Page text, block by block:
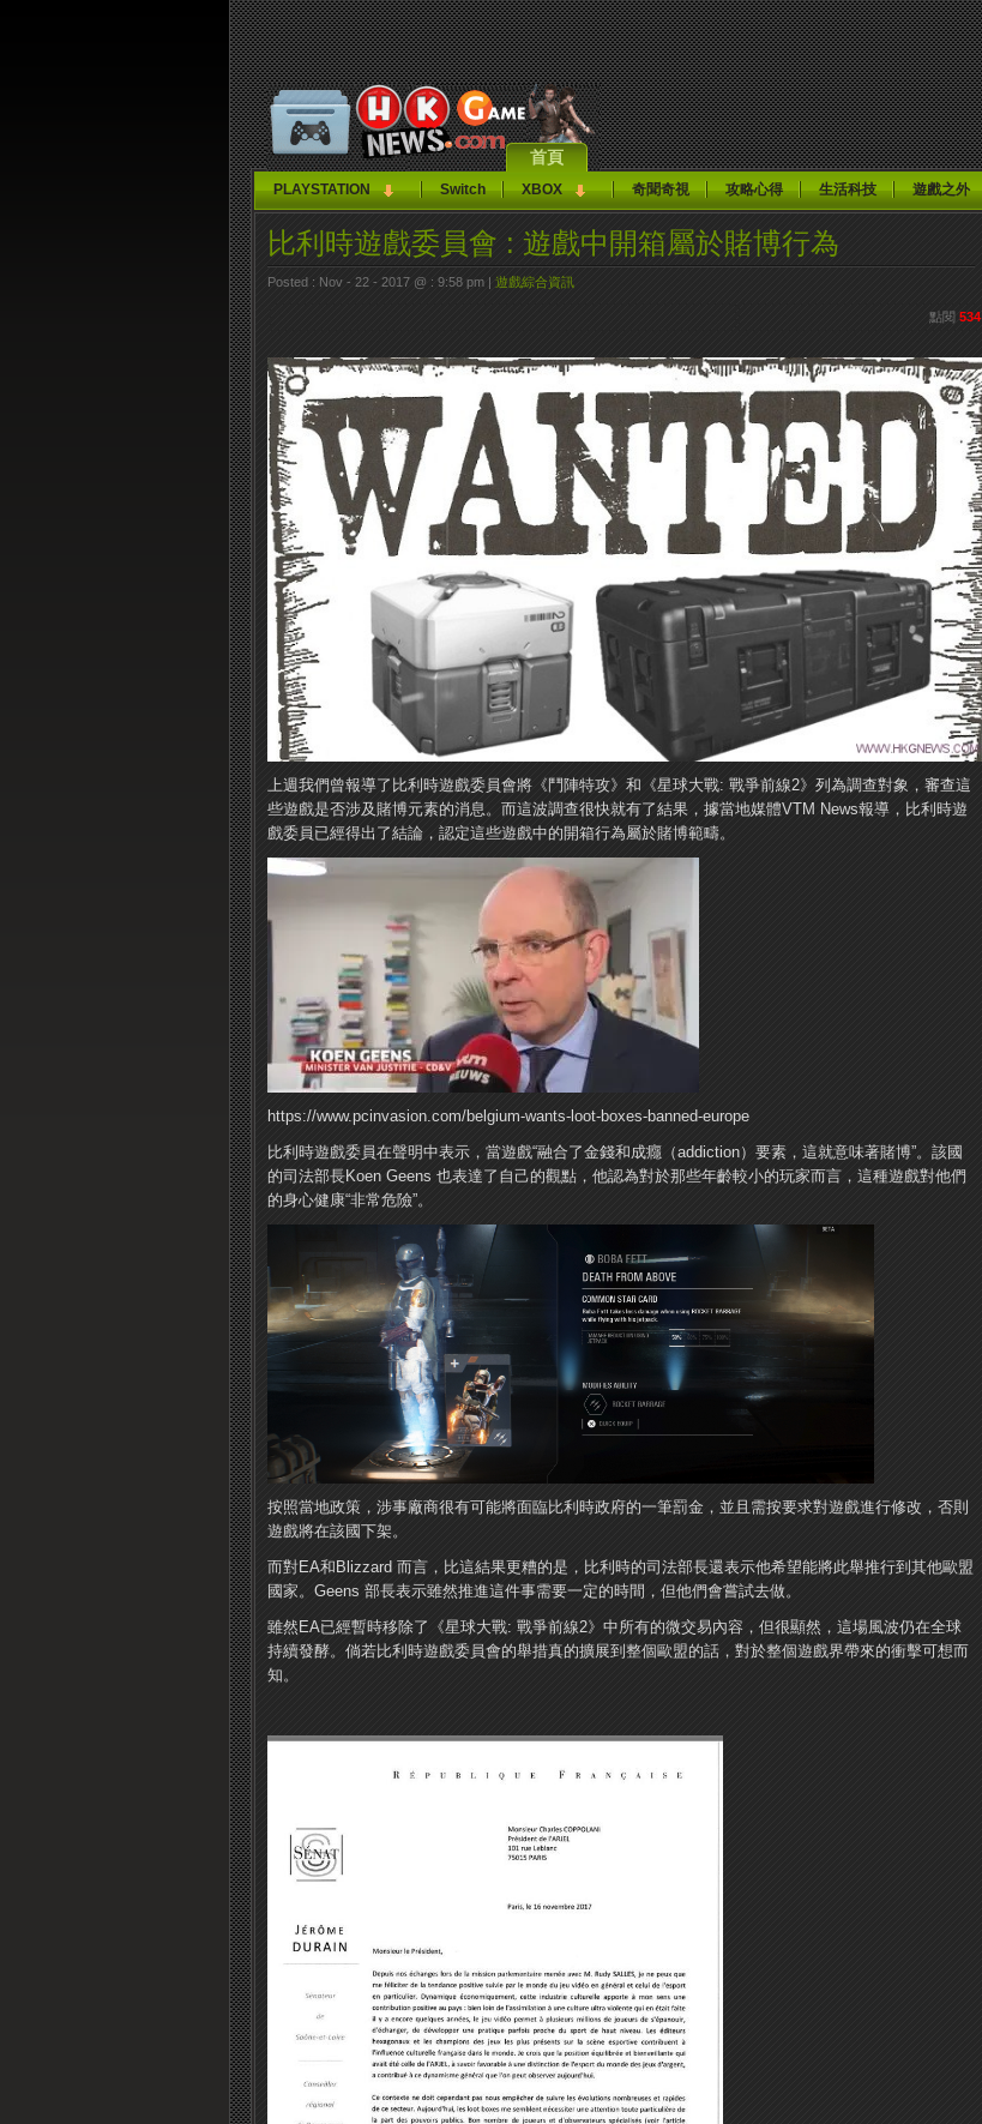
首頁
PLAYSTATION Switch XBOX 奇聞奇視 攻略心得 生活科技 遊戲之外
比利時遊戲委員會 : 遊戲中開箱屬於賭博行為
Posted : Nov - 22 - 2017 @ : 9:58 pm | 遊戲綜合資訊
點閱 534
上週我們曾報導了比利時遊戲委員會將《鬥陣特攻》和《星球大戰: 戰爭前線2》列為調查對象，審查這
些遊戲是否涉及賭博元素的消息。 而這波調查很快就有了結果，據當地媒體VTM News報導，比利時遊
戲委員已經得出了結論，認定這些遊戲中的開箱行為屬於賭博範疇。
https://www.pcinvasion.com/belgium-wants-loot-boxes-banned-europe
比利時遊戲委員在聲明中表示，當遊戲“融合了金錢和成癮（addiction）要素，這就意味著賭博”。 該國
的司法部長Koen Geens 也表達了自己的觀點，他認為對於那些年齡較小的玩家而言，這種遊戲對他們
的身心健康“非常危險”。
按照當地政策，涉事廠商很有可能將面臨比利時政府的一筆罰金，並且需按要求對遊戲進行修改，否則
遊戲將在該國下架。
而對EA和Blizzard 而言，比這結果更糟的是，比利時的司法部長還表示他希望能將此舉推行到其他歐盟
國家。 Geens 部長表示雖然推進這件事需要一定的時間，但他們會嘗試去做。
雖然EA已經暫時移除了《星球大戰: 戰爭前線2》中所有的微交易內容，但很顯然，這場風波仍在全球
持續發酵。 倘若比利時遊戲委員會的舉措真的擴展到整個歐盟的話，對於整個遊戲界帶來的衝擊可想而
知。